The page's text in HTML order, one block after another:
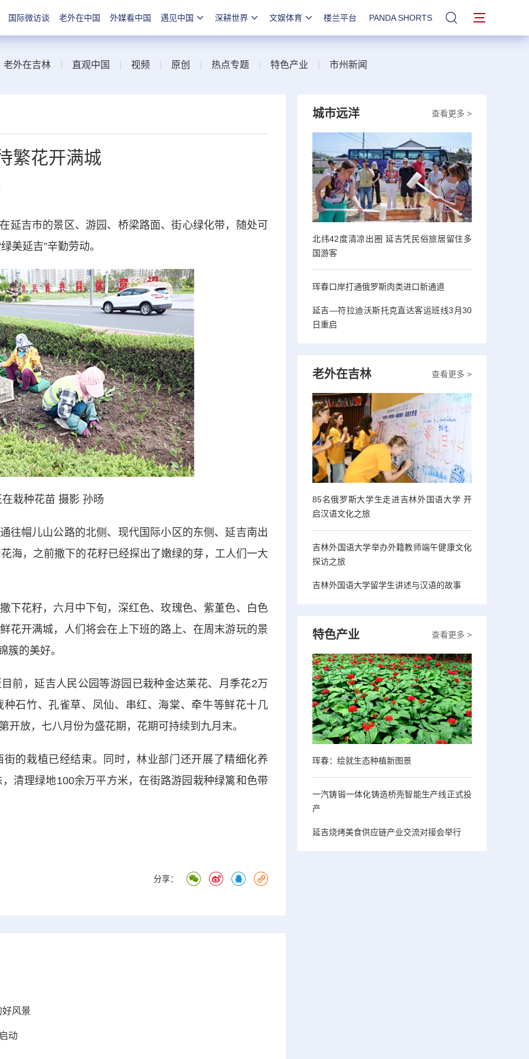
国际微访谈 老外在中国 外媒看中国 遇见中国 深耕世界 文娱体育 楼兰平台 PANDA SHORTS 站内搜索
老外在吉林 直观中国 视频 原创 热点专题 特色产业 市州新闻
繁花开满城
市的景区、游园、桥梁路面、街心绿化带，随处可
美延吉”辛勤劳动。
栽种花苗 摄影 孙旸
帽儿山公路的北侧、现代国际小区的东侧、延吉南出
海，之前撒下的花籽已经探出了嫩绿的芽，工人们一大
花籽，六月中下旬，深红色、玫瑰色、紫堇色、白色
花开满城，人们将会在上下班的路上、在周末游玩的景
簇的美好。
，延吉人民公园等游园已栽种金达莱花、月季花2万
石竹、孔雀草、凤仙、串红、海棠、牵牛等鲜花十几
放，七八月份为盛花期，花期可持续到九月末。
栽植已经结束。同时，林业部门还开展了精细化养
清理绿地100余万平方米，在街路游园栽种绿篱和色带
分享：
好风景
动
查看更多 >
城市远洋
北纬42度清凉出圈 延吉凭民俗旅居留住多
国游客
珲春口岸打通俄罗斯肉类进口新通道
延吉—符拉迪沃斯托克直达客运班线3月30
日重启
查看更多 >
老外在吉林
85名俄罗斯大学生走进吉林外国语大学 开
启汉语文化之旅
吉林外国语大学举办外籍教师端午健康文化
探访之旅
吉林外国语大学留学生讲述与汉语的故事
查看更多 >
特色产业
珲春：绘就生态种植新图景
一汽铸锻一体化铸造桥壳智能生产线正式投
产
延吉烧烤美食供应链产业交流对接会举行